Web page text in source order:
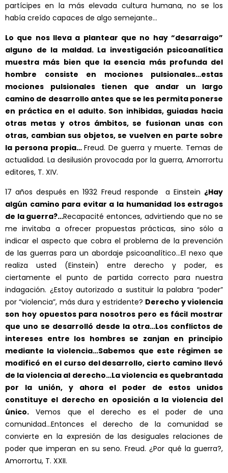
partícipes en la más elevada cultura humana, no se los
había creído capaces de algo semejante…
Lo que nos lleva a plantear que no hay “desarraigo”
alguno de la maldad. La investigación psicoanalítica
muestra más bien que la esencia más profunda del
hombre consiste en mociones pulsionales…estas
mociones pulsionales tienen que andar un largo
camino de desarrollo antes que se les permita ponerse
en práctica en el adulto. Son inhibidas, guiadas hacia
otras metas y otros ámbitos, se fusionan unas con
otras, cambian sus objetos, se vuelven en parte sobre
la persona propia…Freud. De guerra y muerte. Temas de
actualidad. La desilusión provocada por la guerra, Amorrortu
editores, T. XIV.
17 años después en 1932 Freud responde a Einstein ¿Hay
algún camino para evitar a la humanidad los estragos
de la guerra?…Recapacité entonces, advirtiendo que no se
me invitaba a ofrecer propuestas prácticas, sino sólo a
indicar el aspecto que cobra el problema de la prevención
de las guerras para un abordaje psicoanalítico…El nexo que
realiza usted (Einstein) entre derecho y poder, es
ciertamente el punto de partida correcto para nuestra
indagación. ¿Estoy autorizado a sustituir la palabra “poder”
por “violencia”, más dura y estridente? Derecho y violencia
son hoy opuestos para nosotros pero es fácil mostrar
que uno se desarrolló desde la otra…Los conflictos de
intereses entre los hombres se zanjan en principio
mediante la violencia…Sabemos que este régimen se
modificó en el curso del desarrollo, cierto camino llevó
de la violencia al derecho…La violencia es quebrantada
por la unión, y ahora el poder de estos unidos
constituye el derecho en oposición a la violencia del
único. Vemos que el derecho es el poder de una
comunidad…Entonces el derecho de la comunidad se
convierte en la expresión de las desiguales relaciones de
poder que imperan en su seno. Freud. ¿Por qué la guerra?,
Amorrortu, T. XXII.